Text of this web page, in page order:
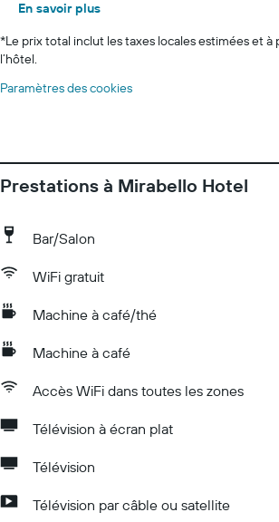
En savoir plus
*Le prix total inclut les taxes locales estimées et à
l’hôtel.
Paramètres des cookies
Prestations à Mirabello Hotel
Bar/Salon
WiFi gratuit
Machine à café/thé
Machine à café
Accès WiFi dans toutes les zones
Télévision à écran plat
Télévision
Télévision par câble ou satellite